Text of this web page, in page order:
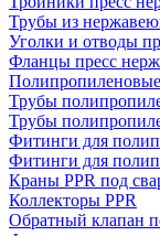
Трубы из
Уголки и отводы
Фланцы пресс
Трубы
Трубы
Фитинги для
Фитинги для
Краны PPR под
Коллекторы PPR
Обратный клапан